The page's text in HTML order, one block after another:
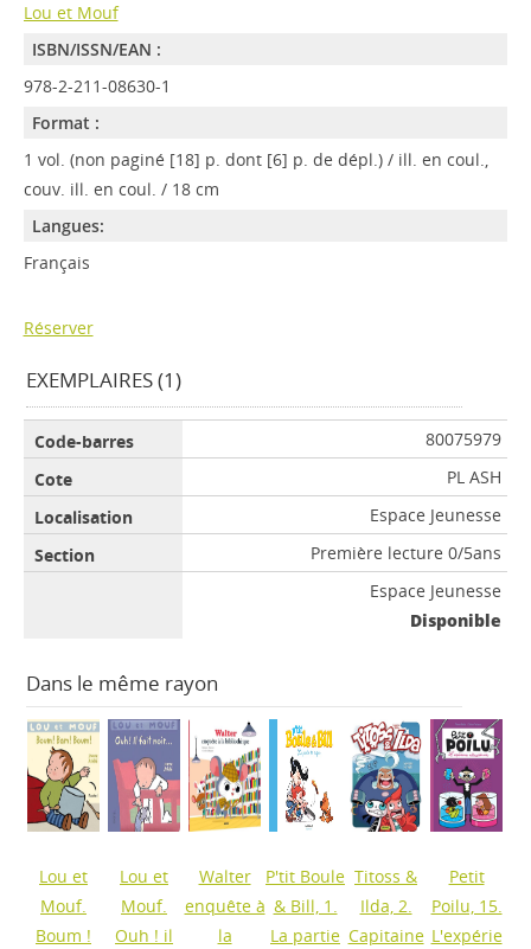
Lou et Mouf
ISBN/ISSN/EAN :
978-2-211-08630-1
Format :
1 vol. (non paginé [18] p. dont [6] p. de dépl.) / ill. en coul.,
couv. ill. en coul. / 18 cm
Langues:
Français
Réserver
EXEMPLAIRES (1)
80075979
PL ASH
Espace Jeunesse
Première lecture 0/5ans
Espace Jeunesse
Disponible
Dans le même rayon
Lou et
Mouf.
Boum !
Lou et
Mouf.
Ouh ! il
Walter
enquête à
la
P'tit Boule
& Bill, 1.
La partie
Titoss &
Ilda, 2.
Capitaine
Petit
Poilu, 15.
L'expérie